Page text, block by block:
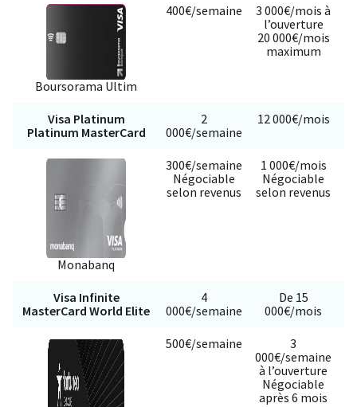
Boursorama Ultim
400€/semaine
3 000€/mois à
l’ouverture
20 000€/mois
maximum
Visa Platinum
Platinum MasterCard
2
000€/semaine
12 000€/mois
Monabanq
300€/semaine
Négociable
selon revenus
1 000€/mois
Négociable
selon revenus
Visa Infinite
MasterCard World Elite
4
000€/semaine
De 15
000€/mois
500€/semaine
3
000€/semaine
à l’ouverture
Négociable
après 6 mois